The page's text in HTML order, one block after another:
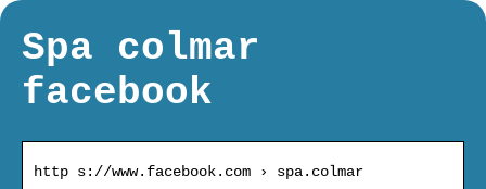
Spa colmar
facebook
http s://www.facebook.com › spa.colmar